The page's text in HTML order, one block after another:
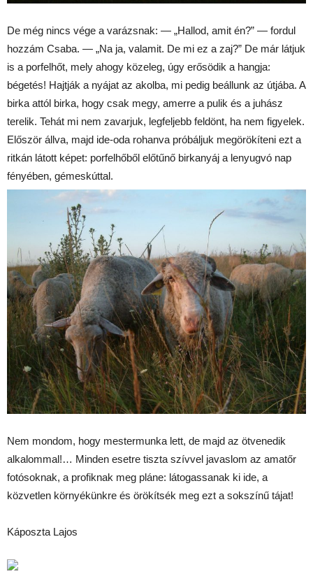
De még nincs vége a varázsnak: — „Hallod, amit én?” — fordul
hozzám Csaba. — „Na ja, valamit. De mi ez a zaj?” De már látjuk
is a porfelhőt, mely ahogy közeleg, úgy erősödik a hangja:
bégetés! Hajtják a nyájat az akolba, mi pedig beállunk az útjába. A
birka attól birka, hogy csak megy, amerre a pulik és a juhász
terelik. Tehát mi nem zavarjuk, legfeljebb feldönt, ha nem figyelek.
Először állva, majd ide-oda rohanva próbáljuk megörökíteni ezt a
ritkán látott képet: porfelhőből előtűnő birkanyáj a lenyugvó nap
fényében, gémeskúttal.
Nem mondom, hogy mestermunka lett, de majd az ötvenedik
alkalommal!… Minden esetre tiszta szívvel javaslom az amatőr
fotósoknak, a profiknak meg pláne: látogassanak ki ide, a
közvetlen környékünkre és örökítsék meg ezt a sokszínű tájat!
Káposzta Lajos